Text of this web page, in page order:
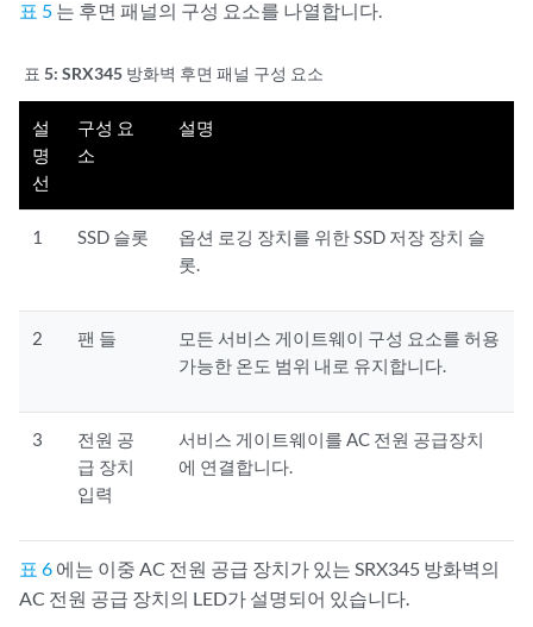
표 5 는 후면 패널의 구성 요소를 나열합니다.
표 5: SRX345 방화벽 후면 패널 구성 요소
설
명
선
구성 요
소
설명
1 SSD 슬롯
옵션 로깅 장치를 위한 SSD 저장 장치 슬
롯.
2 팬 들
모든 서비스 게이트웨이 구성 요소를 허용
가능한 온도 범위 내로 유지합니다.
3
전원 공
급 장치
입력
서비스 게이트웨이를 AC 전원 공급장치
에 연결합니다.
표 6 에는 이중 AC 전원 공급 장치가 있는 SRX345 방화벽의
AC 전원 공급 장치의 LED가 설명되어 있습니다.